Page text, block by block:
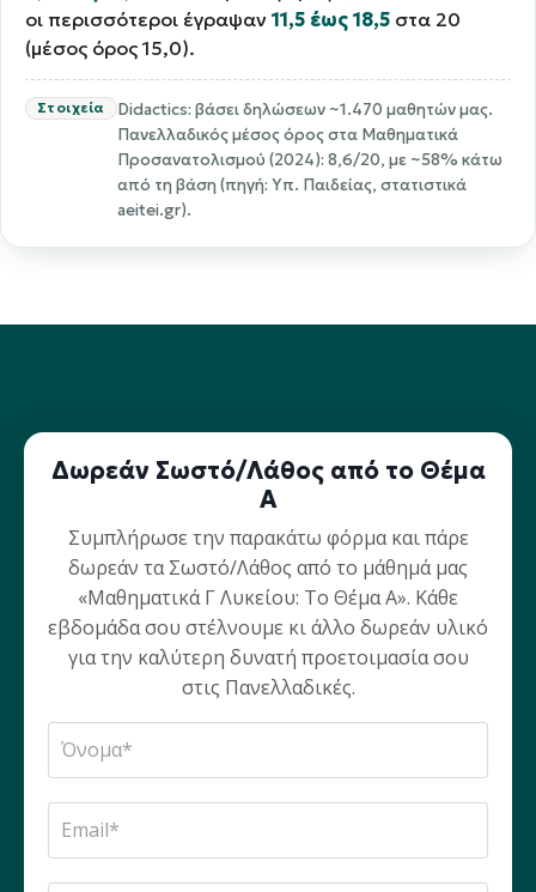
οι περισσότεροι έγραψαν 11,5 έως 18,5 στα 20
(μέσος όρος 15,0).
Στοιχεία
Didactics: βάσει δηλώσεων ~1.470 μαθητών μας.
Πανελλαδικός μέσος όρος στα Μαθηματικά
Προσανατολισμού (2024): 8,6/20, με ~58% κάτω
από τη βάση (πηγή: Υπ. Παιδείας, στατιστικά
aeitei.gr).
Δωρεάν Σωστό/Λάθος από το Θέμα
Α
Συμπλήρωσε την παρακάτω φόρμα και πάρε
δωρεάν τα Σωστό/Λάθος από το μάθημά μας
«Μαθηματικά Γ Λυκείου: Το Θέμα Α». Κάθε
εβδομάδα σου στέλνουμε κι άλλο δωρεάν υλικό
για την καλύτερη δυνατή προετοιμασία σου
στις Πανελλαδικές.